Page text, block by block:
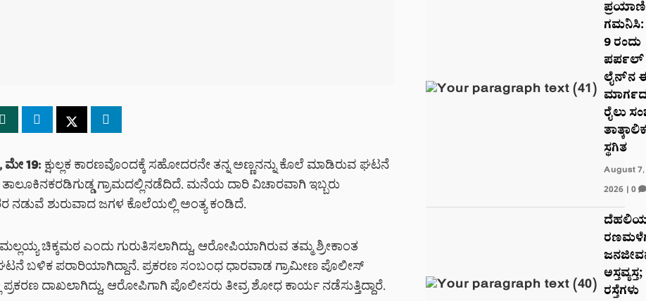
ಮೇ 19: ಕ್ಷುಲ್ಲಕ ಕಾರಣವೊಂದಕ್ಕೆ ಸಹೋದರನೇ ತನ್ನ ಅಣ್ಣನನ್ನು ಕೊಲೆ ಮಾಡಿರುವ ಘಟನೆ
ಕರಡಿಗುಡ್ಡ ಗ್ರಾಮದಲ್ಲಿನಡೆದಿದೆ. ಮನೆಯ ದಾರಿ ವಿಚಾರವಾಗಿ ಇಬ್ಬರು
ನಡುವೆ ಶುರುವಾದ ಜಗಳ ಕೊಲೆಯಲ್ಲಿ ಅಂತ್ಯ ಕಂಡಿದೆ.
ಮಲ್ಲಯ್ಯ ಚಿಕ್ಕಮಠ ಎಂದು ಗುರುತಿಸಲಾಗಿದ್ದು, ಆರೋಪಿಯಾಗಿರುವ ತಮ್ಮ ಶ್ರೀಕಾಂತ
ಬಳಿಕ ಪರಾರಿಯಾಗಿದ್ದಾನೆ. ಪ್ರಕರಣ ಸಂಬಂಧ ಧಾರವಾಡ ಗ್ರಾಮೀಣ ಪೊಲೀಸ್
ದಾಖಲಾಗಿದ್ದು, ಆರೋಪಿಗಾಗಿ ಪೊಲೀಸರು ತೀವ್ರ ಶೋಧ ಕಾರ್ಯ ನಡೆಸುತ್ತಿದ್ದಾರೆ.
ಗಮನಿಸಿ:
9 ರಂದು
ಪರ್ಪಲ್
ಲೈನ್‌ನ
ರೈಲು
ತಾತ್ಕಾಲಿಕ
ಸ್ಥಗಿತ
August 7,
2026| 0
ಅಸ್ತವ್ಯಸ್ತ;
ರಸ್ತೆಗಳು